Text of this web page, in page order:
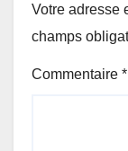
Votre adresse
champs
Commentaire *